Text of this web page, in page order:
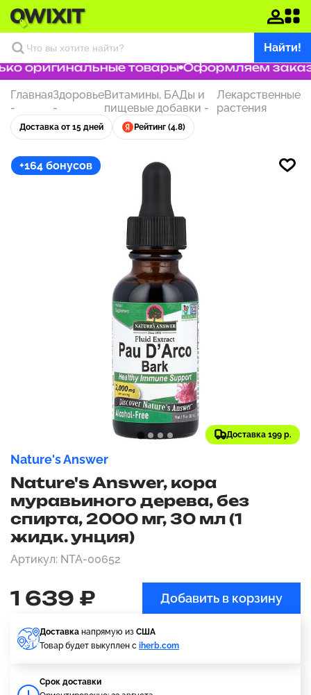
Найти!
оригинальные товары Оформляем заказ
Главная
-
Здоровье
-
Витамины, БАДы и
пищевые добавки -
Лекарственные
растения
Доставка от 15 дней Рейтинг (4.8)
+164 бонусов
Доставка 199 р.
Nature's Answer
Nature's Answer, кора
муравьиного дерева, без
спирта, 2000 мг, 30 мл (1
жидк. унция)
Артикул: NTA-00652
1 639 ₽ Добавить в корзину
Доставка напрямую из США
Товар будет выкуплен с iherb.com
Cрок доставки